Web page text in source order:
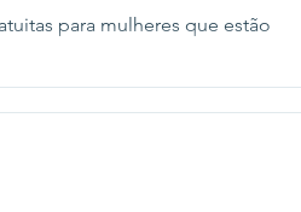
para mulheres que estão